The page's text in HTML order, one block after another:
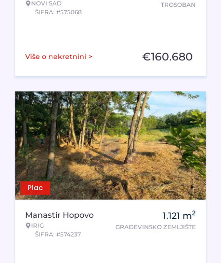
NOVI SAD
ŠIFRA: #575068
TROSOBAN
Više o nekretnini > €160.680
Plac
Manastir Hopovo
IRIG
ŠIFRA: #574237
1.121 m2
GRAĐEVINSKO ZEMLJIŠTE